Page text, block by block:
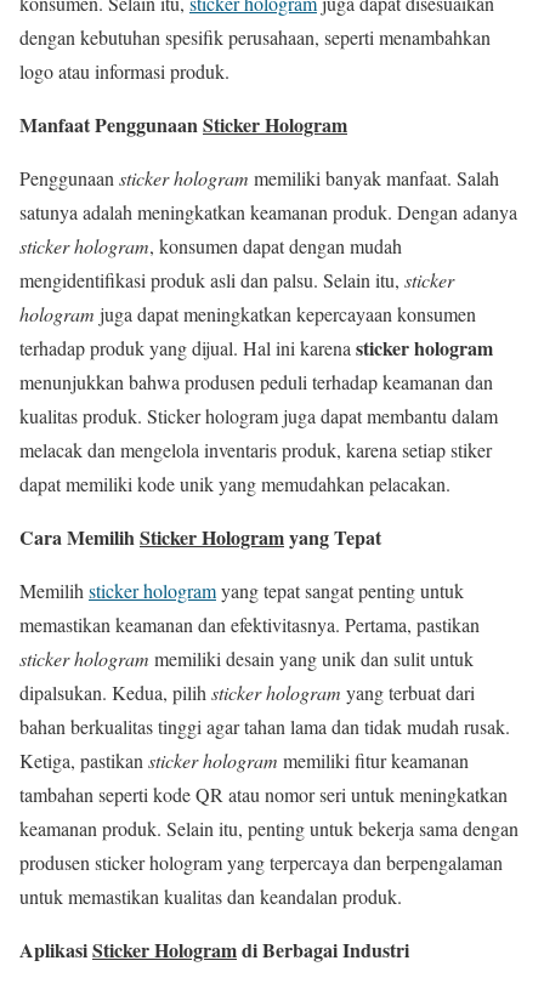
dengan kebutuhan spesifik perusahaan, seperti menambahkan
logo atau informasi produk.
Manfaat PenggunaanSticker Hologram
Penggunaan sticker hologram memiliki banyak manfaat. Salah
satunya adalah meningkatkan keamanan produk. Dengan adanya
sticker hologram, konsumen dapat dengan mudah
mengidentifikasi produk asli dan palsu. Selain itu, sticker
hologram juga dapat meningkatkan kepercayaan konsumen
terhadap produk yang dijual. Hal ini karena sticker hologram
menunjukkan bahwa produsen peduli terhadap keamanan dan
kualitas produk. Sticker hologram juga dapat membantu dalam
melacak dan mengelola inventaris produk, karena setiap stiker
dapat memiliki kode unik yang memudahkan pelacakan.
Cara MemilihSticker Hologramyang Tepat
Memilih sticker hologramyang tepat sangat penting untuk
memastikan keamanan dan efektivitasnya. Pertama, pastikan
sticker hologram memiliki desain yang unik dan sulit untuk
dipalsukan. Kedua, pilih sticker hologram yang terbuat dari
bahan berkualitas tinggi agar tahan lama dan tidak mudah rusak.
Ketiga, pastikan sticker hologram memiliki fitur keamanan
tambahan seperti kode QR atau nomor seri untuk meningkatkan
keamanan produk. Selain itu, penting untuk bekerja sama dengan
produsen sticker hologram yang terpercaya dan berpengalaman
untuk memastikan kualitas dan keandalan produk.
AplikasiSticker Hologramdi Berbagai Industri